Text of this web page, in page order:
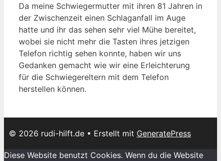
Da meine Schwiegermutter mit ihren 81 Jahren in
der Zwischenzeit einen Schlaganfall im Auge
hatte und ihr das sehen sehr viel Mühe bereitet,
wobei sie nicht mehr die Tasten ihres jetzigen
Telefon richtig sehen konnte, haben wir uns
Gedanken gemacht wie wir eine Erleichterung
für die Schwiegereltern mit dem Telefon
herstellen können.
© 2026 rudi-hilft.de • Erstellt mit GeneratePress
Diese Website benutzt Cookies. Wenn du die Website